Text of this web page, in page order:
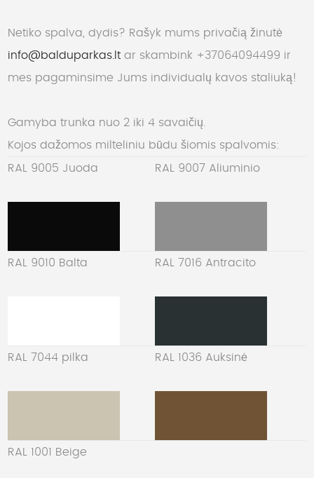
Netiko spalva, dydis? Rašyk mums privačią žinutė
info@balduparkas.lt ar skambink +37064094499 ir
mes pagaminsime Jums individualų kavos staliuką!
Gamyba trunka nuo 2 iki 4 savaičių.
Kojos dažomos milteliniu būdu šiomis spalvomis:
RAL 9005 Juoda RAL 9007 Aliuminio
RAL 9010 Balta RAL 7016 Antracito
RAL 7044 pilka RAL 1036 Auksinė
RAL 1001 Beige